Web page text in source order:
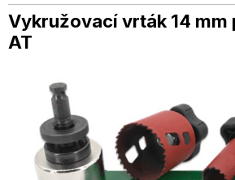
Vykružovací vrták 14 mm
AT